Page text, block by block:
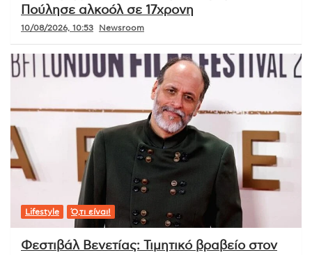
Πούλησε αλκοόλ σε 17χρονη
10/08/2026, 10:53 Newsroom
Lifestyle Ό,τι είναι!
Φεστιβάλ Βενετίας: Τιμητικό βραβείο στον